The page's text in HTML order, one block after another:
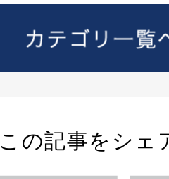
この記事をシェ